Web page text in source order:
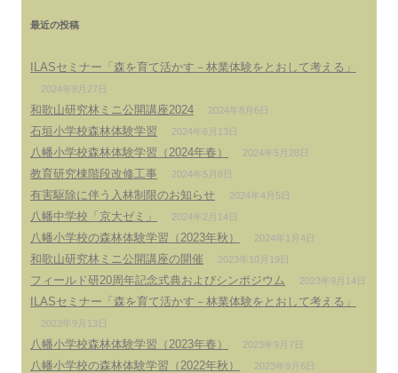
最近の投稿
ILASセミナー「森を育て活かす－林業体験をとおして考える」
2024年8月27日
和歌山研究林ミニ公開講座2024 2024年8月6日
石垣小学校森林体験学習 2024年6月13日
八幡小学校森林体験学習（2024年春） 2024年5月28日
教育研究棟階段改修工事 2024年5月8日
有害駆除に伴う入林制限のお知らせ 2024年4月5日
八幡中学校「京大ゼミ」 2024年2月14日
八幡小学校の森林体験学習（2023年秋） 2024年1月4日
和歌山研究林ミニ公開講座の開催 2023年10月19日
フィールド研20周年記念式典およびシンポジウム 2023年9月14日
ILASセミナー「森を育て活かす－林業体験をとおして考える」
2023年9月13日
八幡小学校森林体験学習（2023年春） 2023年9月7日
八幡小学校の森林体験学習（2022年秋） 2023年9月6日